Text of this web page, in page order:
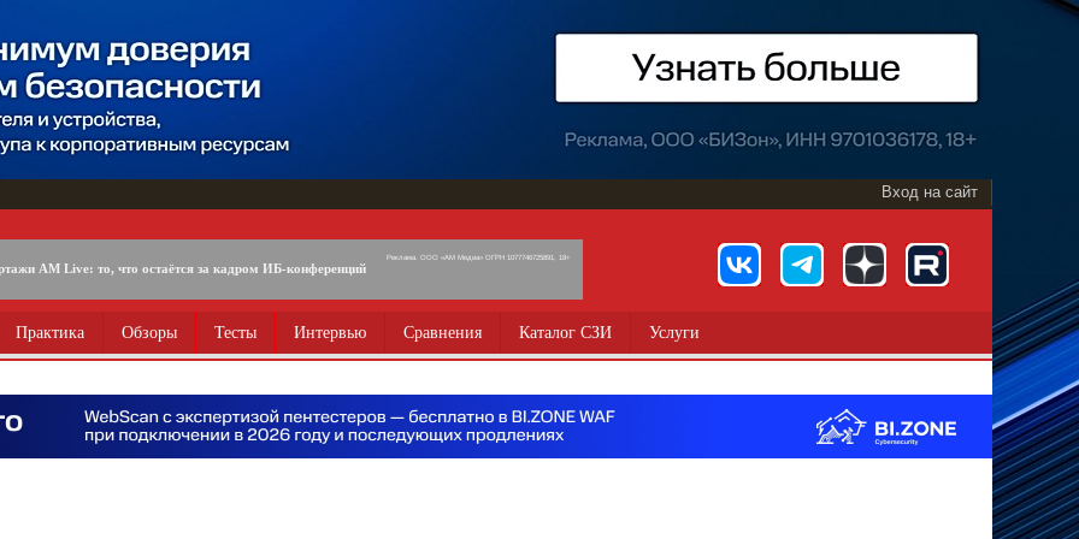
Вход на сайт
AM Live: то, что остаётся за кадром ИБ-конференций
Реклама. ООО «АМ Медиа» ОГРН 1077746725891, 18+
Практика Обзоры Тесты Интервью Сравнения Каталог СЗИ Услуги